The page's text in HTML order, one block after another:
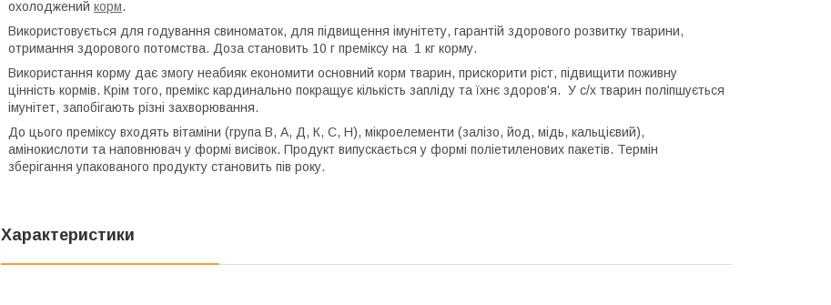
охолоджений корм.
Використовується для годування свиноматок, для підвищення імунітету, гарантій здорового розвитку тварини,
отримання здорового потомства. Доза становить 10 г преміксу на 1 кг корму.
Використання корму дає змогу неабияк економити основний корм тварин, прискорити ріст, підвищити поживну
цінність кормів. Крім того, премікс кардинально покращує кількість запліду та їхнє здоров'я. У с/х тварин поліпшується
імунітет, запобігають різні захворювання.
До цього преміксу входять вітаміни (група В, А, Д, К, С, Н), мікроелементи (залізо, йод, мідь, кальцієвий),
амінокислоти та наповнювач у формі висівок. Продукт випускається у формі поліетиленових пакетів. Термін
зберігання упакованого продукту становить пів року.
Характеристики